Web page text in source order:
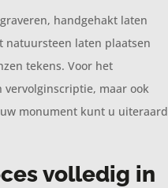
handgehakt laten
natuursteen laten plaatsen
tekens. Voor het
vervolginscriptie, maar ook
monument kunt u uiteraard
volledig in